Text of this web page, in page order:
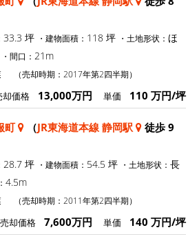
33.3 坪 ・建物面積： 118 坪 ・土地形状： ほ
・間口： 21m
（売却時期：2017年第2四半期）
却価格 13,000万円 単価 110 万円/坪
町 （JR東海道本線 静岡駅
徒歩 9
28.7 坪 ・建物面積： 54.5 坪 ・土地形状： 長
4.5m
（売却時期：2011年第2四半期）
売却価格 7,600万円 単価 140 万円/坪